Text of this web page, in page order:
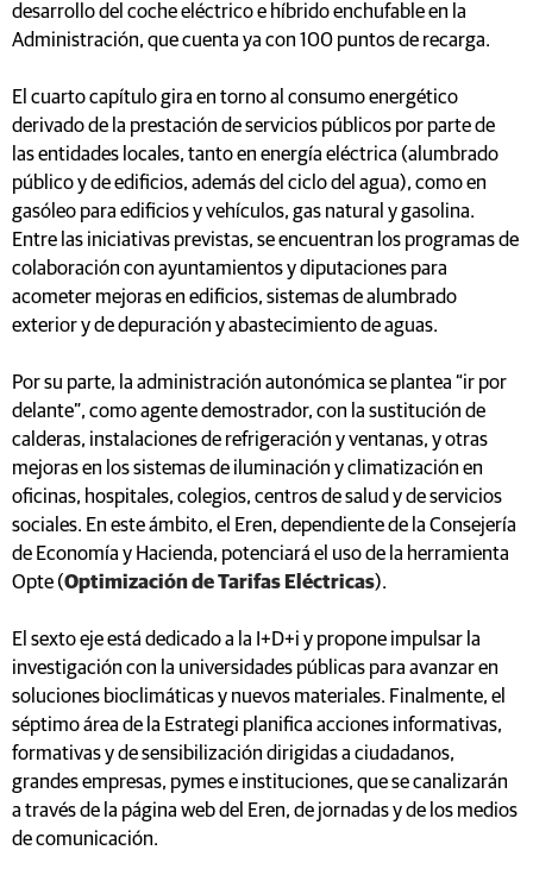
desarrollo del coche eléctrico e híbrido enchufable en la
Administración, que cuenta ya con 100 puntos de recarga.
El cuarto capítulo gira en torno al consumo energético
derivado de la prestación de servicios públicos por parte de
las entidades locales, tanto en energía eléctrica (alumbrado
público y de edificios, además del ciclo del agua), como en
gasóleo para edificios y vehículos, gas natural y gasolina.
Entre las iniciativas previstas, se encuentran los programas de
colaboración con ayuntamientos y diputaciones para
acometer mejoras en edificios, sistemas de alumbrado
exterior y de depuración y abastecimiento de aguas.
Por su parte, la administración autonómica se plantea “ir por
delante”, como agente demostrador, con la sustitución de
calderas, instalaciones de refrigeración y ventanas, y otras
mejoras en los sistemas de iluminación y climatización en
oficinas, hospitales, colegios, centros de salud y de servicios
sociales. En este ámbito, el Eren, dependiente de la Consejería
de Economía y Hacienda, potenciará el uso de la herramienta
Opte (Optimización de Tarifas Eléctricas).
El sexto eje está dedicado a la I+D+i y propone impulsar la
investigación con la universidades públicas para avanzar en
soluciones bioclimáticas y nuevos materiales. Finalmente, el
séptimo área de la Estrategi planifica acciones informativas,
formativas y de sensibilización dirigidas a ciudadanos,
grandes empresas, pymes e instituciones, que se canalizarán
a través de la página web del Eren, de jornadas y de los medios
de comunicación.